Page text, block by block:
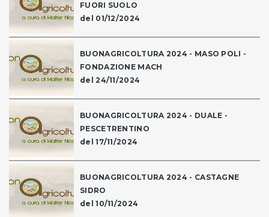
FUORI SUOLO
del 01/12/2024
BUONAGRICOLTURA 2024 - MASO POLI -
FONDAZIONE MACH
del 24/11/2024
BUONAGRICOLTURA 2024 - DUALE -
PESCETRENTINO
del 17/11/2024
BUONAGRICOLTURA 2024 - CASTAGNE
SIDRO
del 10/11/2024